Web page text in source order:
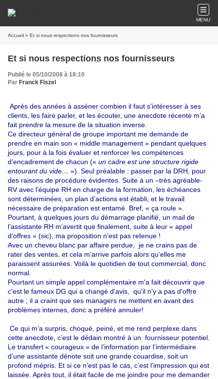
MENU
Accueil » Et si nous respections nos fournisseurs
Et si nous respections nos fournisseurs
Publié le 05/10/2008 à 18:10
Par Franck Fiszel
Après des années à asséner combien il faut s’intéresser à ses
clients, les faire parler, et les écouter, une anecdote récente m’a
fait prendre la mesure de la situation inverse.
Ce directeur général de groupe important me demande de
prendre en main son « middle management » pendant quelques
jours, pour à la fois évaluer et renforcer les compétences
d’encadrement de chacun (« un cadre est une structure rigide
entourant du vide… »). Seul préalable : passer par la DRH, pour
des raisons de procédure évidentes. Suite à un –très agréable-
RV avec l’équipe RH en charge de la formation, les échéances
sont déterminées, un plan d’actions est établi, et le travail
nécessaire de préparation est entamé. Bref, « ça roule ».
Pourtant, à quelques jours du démarrage planifié, un mail de
l’assistante RH m’avertit que finalement, suite à leur « appel
d’offres » (sic), ma proposition n’est pas retenue !
Avec un cheveu blanc par affaire perdue, je ne crains pas de
rater des ventes, et cela m'arrive parfois alors qu’elles me
paraissent assurées. Voilà le quotidien de tout commercial, donc
normal.
Pourtant un simple appel complémentaire m'a fait découvrir que
c'est le fameux DG qui a changé d'avis, qu'il n'y a pas d'offre
autre ; il a craint que ses managers ne mettent en avant des
problèmes internes, donc a préféré annuler!
Ce qui m’a surpris, choqué, peiné, et me rend perplexe dans
cette anecdote, c’est le dédain montré à un fournisseur potentiel.
Le transfert « courageux » de l’information par l’intermédiaire
d’une assistante dénote soit une grande couardise, soit un
profond mépris. Et si ce n’est pas le cas, c’est l’impression qui est
laissée. Après tout, il était facile de me joindre pour me demander